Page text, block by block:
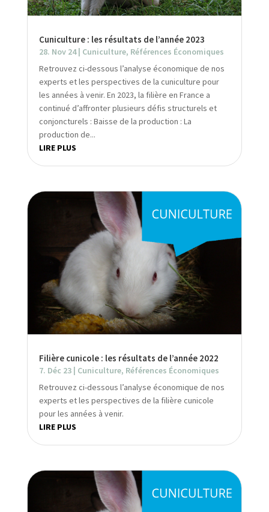
Cuniculture : les résultats de l’année 2023
28. Nov 24| Cuniculture, Références Économiques
Retrouvez ci-dessous l’analyse économique de nos
experts et les perspectives de la cuniculture pour
les années à venir. En 2023, la filière en France a
continué d’affronter plusieurs défis structurels et
conjoncturels : Baisse de la production : La
production de...
LIRE PLUS
Filière cunicole : les résultats de l’année 2022
7. Déc 23| Cuniculture, Références Économiques
Retrouvez ci-dessous l’analyse économique de nos
experts et les perspectives de la filière cunicole
pour les années à venir.
LIRE PLUS